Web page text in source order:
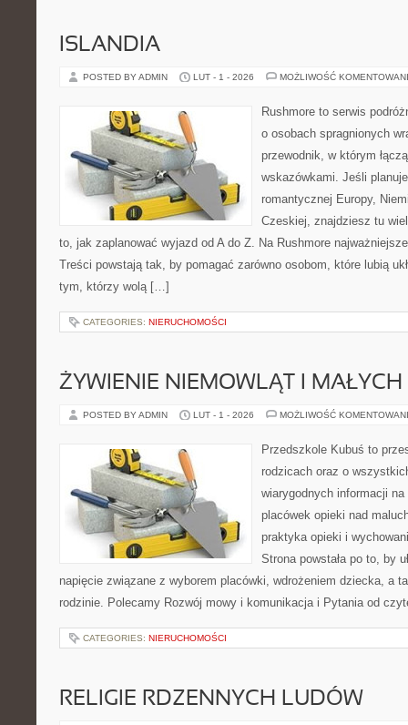
ISLANDIA
POSTED BY ADMIN LUT - 1 - 2026 MOŻLIWOŚĆ
Rushmore to serwis
o osobach spragnionych
przewodnik, w którym
wskazówkami. Jeśli
romantycznej Europy,
Czeskiej, znajdziesz tu
to, jak zaplanować wyjazd od A do Z. Na Rushmore
Treści powstają tak, by pomagać zarówno osobom, które lubią
tym, którzy wolą […]
CATEGORIES: NIERUCHOMOŚCI
ŻYWIENIE NIEMOWLĄT I MAŁYCH
POSTED BY ADMIN LUT - 1 - 2026 MOŻLIWOŚĆ
Przedszkole Kubuś to
rodzicach oraz o
wiarygodnych informacji
placówek opieki nad
praktyka opieki i
Strona powstała po to, by
napięcie związane z wyborem placówki, wdrożeniem dziecka, a
rodzinie. Polecamy Rozwój mowy i komunikacja i Pytania od
CATEGORIES: NIERUCHOMOŚCI
RELIGIE RDZENNYCH LUDÓW